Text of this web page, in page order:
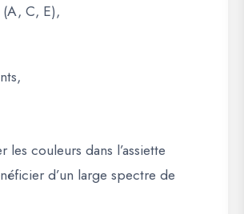
(A, C, E),
,
les couleurs dans l’assiette
d’un large spectre de